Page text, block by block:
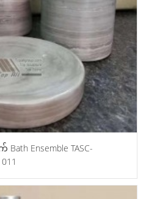
Ensemble TASC-
011